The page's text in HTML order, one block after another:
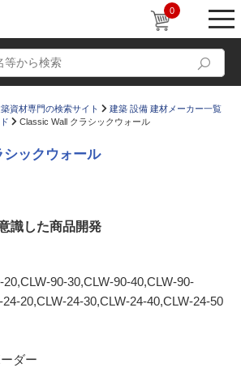
0
コラム
販売・施工代理店募集
資材専門の検索サイト
建築 設備 建材メーカー一覧
Classic Wall クラシックウォール
ックウォール
識した商品開発
90-30,CLW-90-40,CLW-90-
20,CLW-24-30,CLW-24-40,CLW-24-50
ダー